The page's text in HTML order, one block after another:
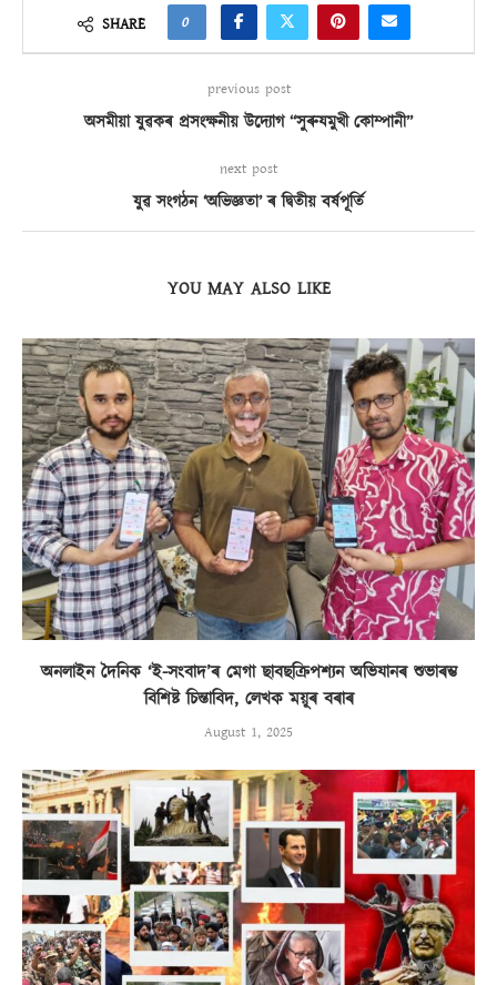
SHARE 0
previous post
অসমীয়া যুৱকৰ প্ৰসংক্ষনীয় উদ্যোগ ‘‘সুৰুযমুখী কোম্পানী’’
next post
যুৱ সংগঠন ‘অভিজ্ঞতা’ ৰ দ্বিতীয় বৰ্ষপূৰ্তি
YOU MAY ALSO LIKE
অনলাইন দৈনিক ‘ই-সংবাদ’ৰ মেগা ছাবছক্ৰিপশ্যন অভিযানৰ শুভাৰম্ভ
বিশিষ্ট চিন্তাবিদ, লেখক ময়ূৰ বৰাৰ
August 1, 2025